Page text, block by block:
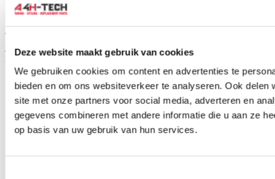
Deze website maakt gebruik van cookies
We gebruiken cookies om content en advertenties te
bieden en om ons websiteverkeer te analyseren. Ook
site met onze partners voor social media, adverteren en
gegevens combineren met andere informatie die u aan ze
op basis van uw gebruik van hun services.
TIP
ABP Knipperlicht zijkant Links Oranje (Honda Civic 96-00)
Artikelcode: HDG2100L